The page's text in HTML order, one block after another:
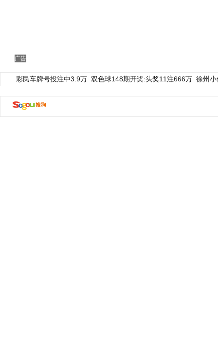
广告
彩民车牌号投注中3.9万 双色球148期开奖:头奖11注666万 徐州